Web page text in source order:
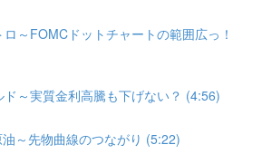
～FOMCドットチャートの範囲広っ！
ド～実質金利高騰も下げない？ (4:56)
～先物曲線のつながり (5:22)